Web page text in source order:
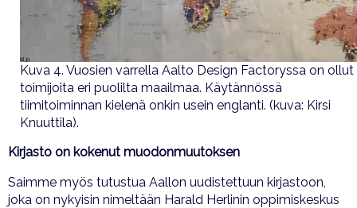
Kuva 4. Vuosien varrella Aalto Design Factoryssa on ollut
toimijoita eri puolilta maailmaa. Käytännössä
tiimitoiminnan kielenä onkin usein englanti. (kuva: Kirsi
Knuuttila).
Kirjasto on kokenut muodonmuutoksen
Saimme myös tutustua Aallon uudistettuun kirjastoon,
joka on nykyisin nimeltään Harald Herlinin oppimiskeskus